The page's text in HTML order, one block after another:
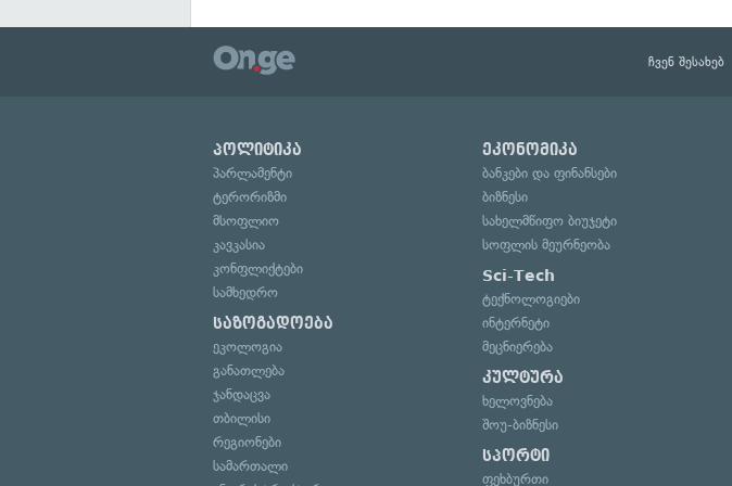
ჩვენ შესახებ
პოლიტიკა
პარლამენტი
ტერორიზმი
მსოფლიო
კავკასია
კონფლიქტები
სამხედრო
საზოგადოება
ეკოლოგია
განათლება
ჯანდაცვა
თბილისი
რეგიონები
სამართალი
ეკონომიკა
ბანკები და ფინანსები
ბიზნესი
სახელმწიფო ბიუჯეტი
სოფლის მეურნეობა
Sci-Tech
ტექნოლოგიები
ინტერნეტი
მეცნიერება
კულტურა
ხელოვნება
შოუ-ბიზნესი
სპორტი
ფეხბურთი